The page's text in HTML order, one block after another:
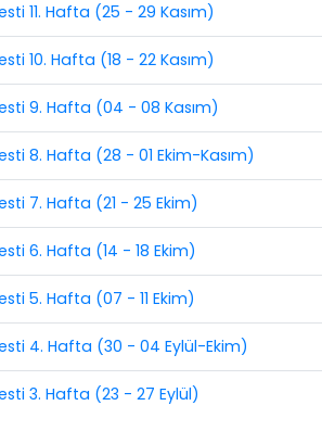
11. Hafta (25 - 29 Kasım)
10. Hafta (18 - 22 Kasım)
9. Hafta (04 - 08 Kasım)
8. Hafta (28 - 01 Ekim-Kasım)
7. Hafta (21 - 25 Ekim)
6. Hafta (14 - 18 Ekim)
5. Hafta (07 - 11 Ekim)
4. Hafta (30 - 04 Eylül-Ekim)
3. Hafta (23 - 27 Eylül)